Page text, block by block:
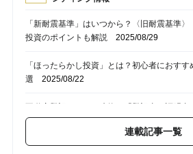
「新耐震基準」はいつから？〈旧耐震基準〉
投資のポイントも解説 2025/08/29
「ほったらかし投資」とは？初心者におす
選 2025/08/22
不動産登記における建物の「登記事項証明書
方法・必要書類【AFPの解説】2025/08/19
公務員は「住宅ローン審査」で有利になる
連載記事一覧